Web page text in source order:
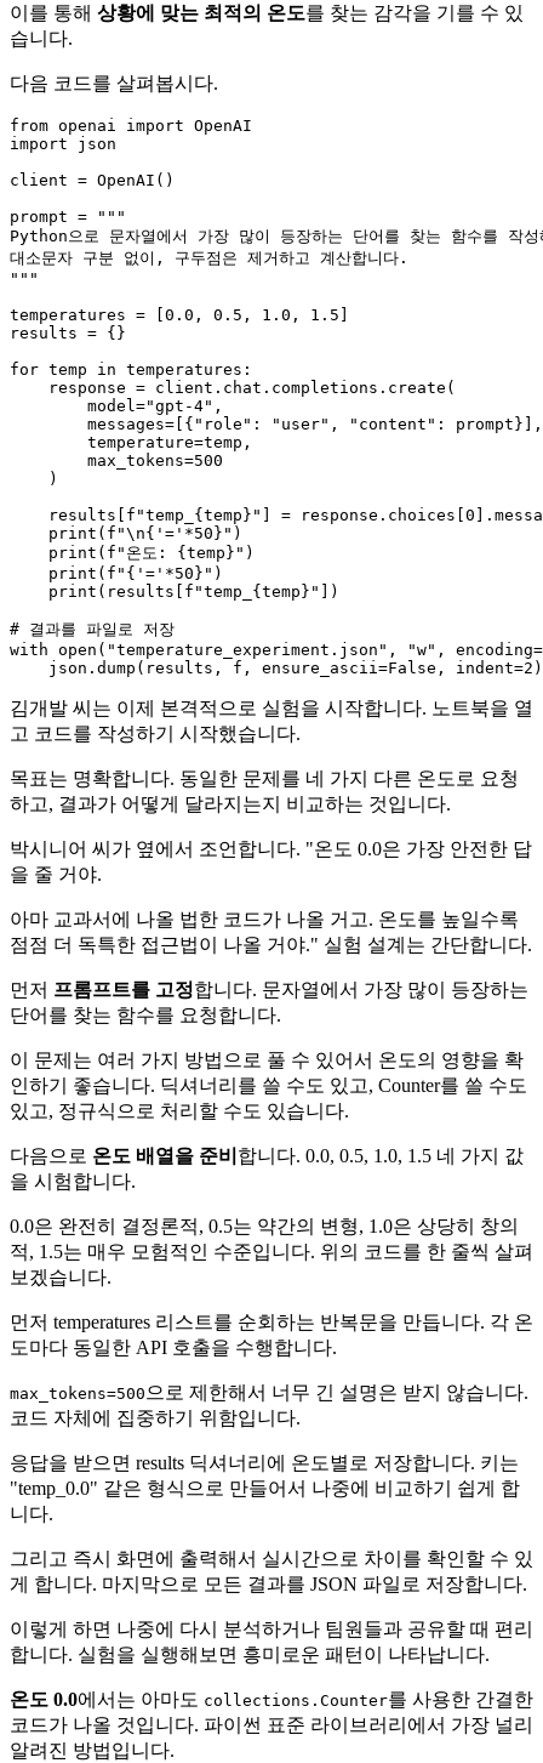
이를 통해 상황에 맞는 최적의 온도를 찾는 감각을 기를 수 있
습니다.
다음 코드를 살펴봅시다.
from openai import
import json
client = OpenAI()
prompt =
"""
Python으로 문자열에서 가장 많이 등장하는 단어를 찾는 함수를 작성
대소문자 구분 없이, 구두점은 제거하고 계산합니다.
"""
temperatures = [0.0 , 0.5 , 1.0 , 1.5 ]
results = {}
for temp in temperatures:
    response = client.chat.completions.create(
        model=
"gpt-4" ,
        messages=[{
"role" : "user" , "content" : prompt}],
        temperature=temp,
        max_tokens=
500
    )
    results[
f"temp_ {temp} " ] = response.choices[0
print ( f"\n{ '=' *50} " )
print ( f"온도: {temp} " )
print ( f" { '=' *50} " )
print (results[ f"temp_ {temp} " ])
# 결과를 파일로 저장
with open ( "temperature_experiment.json" , "w" , encoding=
    json.dump(results, f, ensure_ascii=
False , indent=2
김개발 씨는 이제 본격적으로 실험을 시작합니다. 노트북을 열
고 코드를 작성하기 시작했습니다.
목표는 명확합니다. 동일한 문제를 네 가지 다른 온도로 요청
하고, 결과가 어떻게 달라지는지 비교하는 것입니다.
박시니어 씨가 옆에서 조언합니다. "온도 0.0은 가장 안전한 답
을 줄 거야.
아마 교과서에 나올 법한 코드가 나올 거고. 온도를 높일수록
점점 더 독특한 접근법이 나올 거야." 실험 설계는 간단합니다.
먼저 프롬프트를 고정합니다. 문자열에서 가장 많이 등장하는
단어를 찾는 함수를 요청합니다.
이 문제는 여러 가지 방법으로 풀 수 있어서 온도의 영향을 확
인하기 좋습니다. 딕셔너리를 쓸 수도 있고, Counter를 쓸 수도
있고, 정규식으로 처리할 수도 있습니다.
다음으로 온도 배열을 준비 합니다. 0.0, 0.5, 1.0, 1.5 네 가지 값
을 시험합니다.
0.0은 완전히 결정론적, 0.5는 약간의 변형, 1.0은 상당히 창의
적, 1.5는 매우 모험적인 수준입니다. 위의 코드를 한 줄씩 살펴
보겠습니다.
먼저 temperatures 리스트를 순회하는 반복문을 만듭니다. 각 온
도마다 동일한 API 호출을 수행합니다.
max_tokens=500 으로 제한해서 너무 긴 설명은 받지 않습니다.
코드 자체에 집중하기 위함입니다.
응답을 받으면 results 딕셔너리에 온도별로 저장합니다. 키는
"temp_0.0" 같은 형식으로 만들어서 나중에 비교하기 쉽게 합
니다.
그리고 즉시 화면에 출력해서 실시간으로 차이를 확인할 수 있
게 합니다. 마지막으로 모든 결과를 JSON 파일로 저장합니다.
이렇게 하면 나중에 다시 분석하거나 팀원들과 공유할 때 편리
합니다. 실험을 실행해보면 흥미로운 패턴이 나타납니다.
온도 0.0에서는 아마도 collections.Counter를 사용한 간결한
코드가 나올 것입니다. 파이썬 표준 라이브러리에서 가장 널리
알려진 방법입니다.